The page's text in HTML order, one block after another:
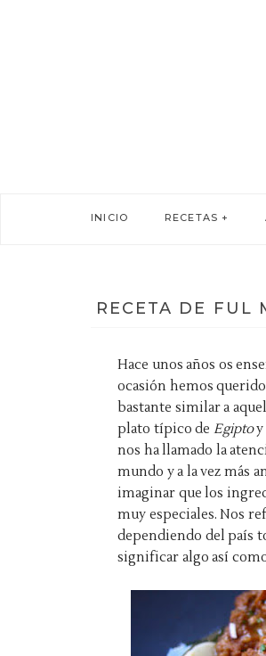
INICIO RECETAS
RECETA DE FUL
Hace unos años os
ocasión hemos
bastante similar a
plato típico de Egiptoy
nos ha llamado la
mundo y a la vez más
imaginar que los
muy especiales. Nos
dependiendo del país
significar algo así